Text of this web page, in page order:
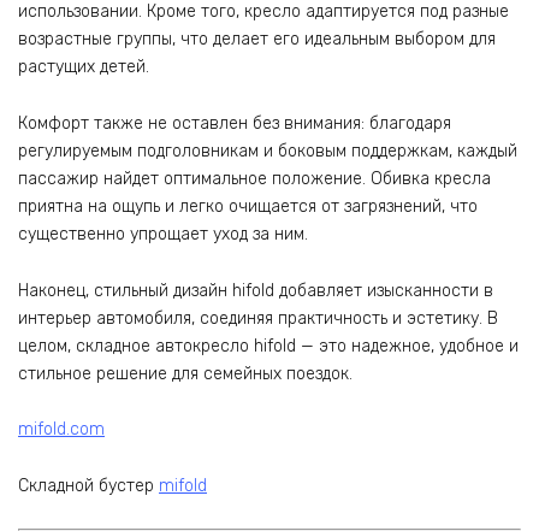
использовании. Кроме того, кресло адаптируется под разные
возрастные группы, что делает его идеальным выбором для
растущих детей.
Комфорт также не оставлен без внимания: благодаря
регулируемым подголовникам и боковым поддержкам, каждый
пассажир найдет оптимальное положение. Обивка кресла
приятна на ощупь и легко очищается от загрязнений, что
существенно упрощает уход за ним.
Наконец, стильный дизайн hifold добавляет изысканности в
интерьер автомобиля, соединяя практичность и эстетику. В
целом, складное автокресло hifold — это надежное, удобное и
стильное решение для семейных поездок.
mifold.com
Складной бустер mifold